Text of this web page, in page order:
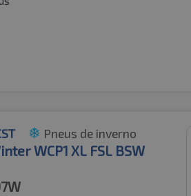
Pneus de inverno
WCP1 XL FSL BSW